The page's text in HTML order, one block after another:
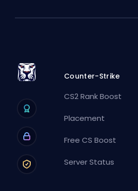
Counter-Strike
CS2 Rank Boost
Placement
Free CS Boost
Server Status